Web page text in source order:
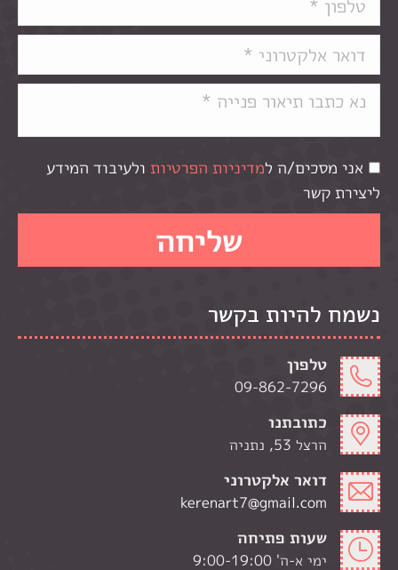
אני מסכים/ה למדיניות הפרטיות ולעיבוד המידע
ליצירת קשר
נשמח להיות בקשר
טלפון
09-862-7296
כתובתנו
הרצל 53, נתניה
דואר אלקטרוני
kerenart7@gmail.com
שעות פתיחה
ימי א-ה' 9:00-19:00